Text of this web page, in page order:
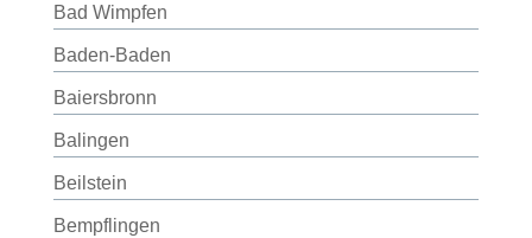
Bad Wimpfen
Baden-Baden
Baiersbronn
Balingen
Beilstein
Bempflingen